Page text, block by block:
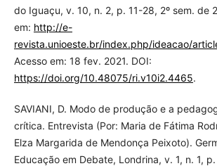
do Iguaçu, v. 10, n. 2, p. 11-28, 2º sem. de
em: http://e-
revista.unioeste.br/index.php/ideacao/
Acesso em: 18 fev. 2021. DOI:
https://doi.org/10.48075/ri.v10i2.4465.
SAVIANI, D. Modo de produção e a
crítica. Entrevista (Por: Maria de Fátima
Elza Margarida de Mendonça Peixoto).
Educação em Debate, Londrina, v. 1, n. 1,